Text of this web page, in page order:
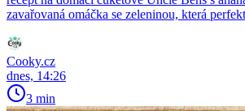
zavařovaná omáčka se zeleninou, která
Cooky.cz
dnes, 14:26
3 min